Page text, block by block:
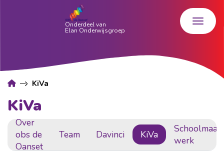
KiVa
KiVa
Over
obs de
Oanset
Team Davinci KiVa
werk